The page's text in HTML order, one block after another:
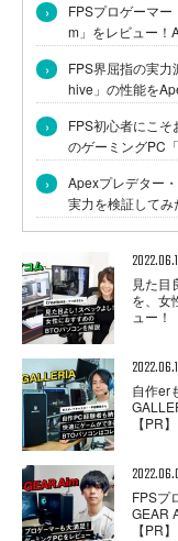
›
FPSプロゲーマ
m」をレビュー！
›
FPS界屈指の実
hive」の性能を
›
FPS初心者にこ
のゲーミングPC
›
Apexプレデター
実力を検証してみ
見た目
を、女
ュー！
自作er
【PR】
FPSプ
GEAR
【PR】